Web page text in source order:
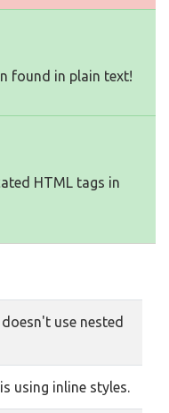
found in plain text!
HTML tags in
use nested
using inline styles.